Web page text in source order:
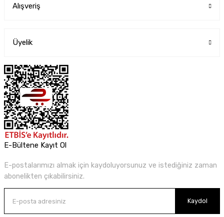
Alışveriş
Üyelik
E-Bültene Kayıt Ol
E-postalarımızı almak için kaydoluyorsunuz ve istediğiniz zaman
abonelikten çıkabilirsiniz.
Kaydol